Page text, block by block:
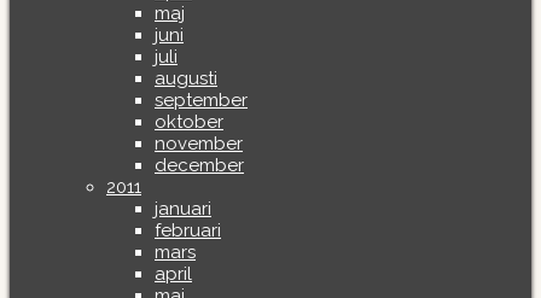
maj
juni
juli
augusti
september
oktober
november
december
2011
januari
februari
mars
april